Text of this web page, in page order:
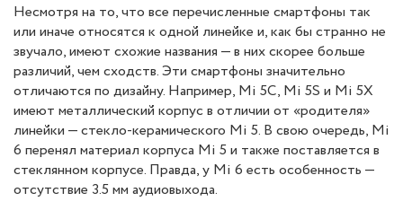
Несмотря на то, что все перечисленные смартфоны так
или иначе относятся к одной линейке и, как бы странно не
звучало, имеют схожие названия — в них скорее больше
различий, чем сходств. Эти смартфоны значительно
отличаются по дизайну. Например, Mi 5C, Mi 5S и Mi 5X
имеют металлический корпус в отличии от «родителя»
линейки — стекло-керамического Mi 5. В свою очередь, Mi
6 перенял материал корпуса Mi 5 и также поставляется в
стеклянном корпусе. Правда, у Mi 6 есть особенность —
отсутствие 3.5 мм аудиовыхода.